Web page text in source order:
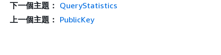
下一個主題： QueryStatistics
上一個主題： PublicKey